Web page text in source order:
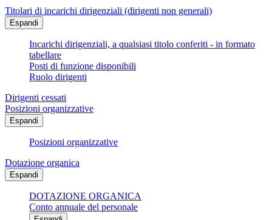
Titolari di incarichi dirigenziali (dirigenti non generali)
Espandi
Incarichi dirigenziali, a qualsiasi titolo conferiti - in formato
tabellare
Posti di funzione disponibili
Ruolo dirigenti
Dirigenti cessati
Posizioni organizzative
Espandi
Posizioni organizzative
Dotazione organica
Espandi
DOTAZIONE ORGANICA
Conto annuale del personale